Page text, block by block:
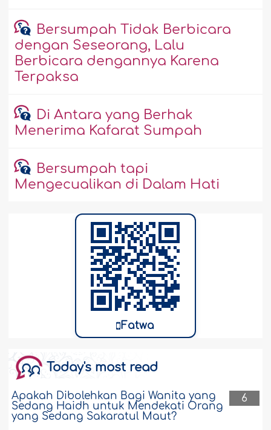
Bersumpah Tidak Berbicara
dengan Seseorang, Lalu
Berbicara dengannya Karena
Terpaksa
Di Antara yang Berhak
Menerima Kafarat Sumpah
Bersumpah tapi
Mengecualikan di Dalam Hati
Fatwa
Today's most read
6
Apakah Dibolehkan Bagi Wanita yang
Sedang Haidh untuk Mendekati Orang
yang Sedang Sakaratul Maut?